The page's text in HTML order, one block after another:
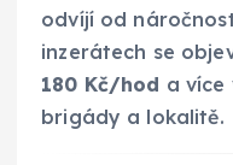
odvíjí od
inzerátech se
180 Kč/hod a více
brigády a lokalitě.